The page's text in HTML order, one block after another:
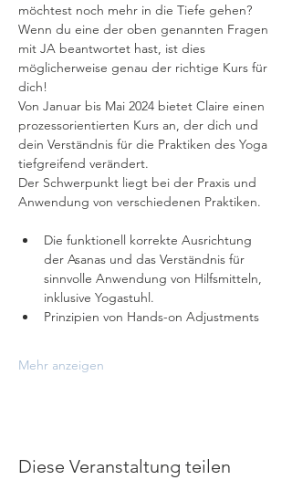
möchtest noch mehr in die Tiefe gehen?
Wenn du eine der oben genannten Fragen
mit JA beantwortet hast, ist dies
möglicherweise genau der richtige Kurs für
dich!
Von Januar bis Mai 2024 bietet Claire einen
prozessorientierten Kurs an, der dich und
dein Verständnis für die Praktiken des Yoga
tiefgreifend verändert.
Der Schwerpunkt liegt bei der Praxis und
Anwendung von verschiedenen Praktiken.
Die funktionell korrekte Ausrichtung
der Asanas und das Verständnis für
sinnvolle Anwendung von Hilfsmitteln,
inklusive Yogastuhl.
Prinzipien von Hands-on Adjustments
Mehr anzeigen
Diese Veranstaltung teilen